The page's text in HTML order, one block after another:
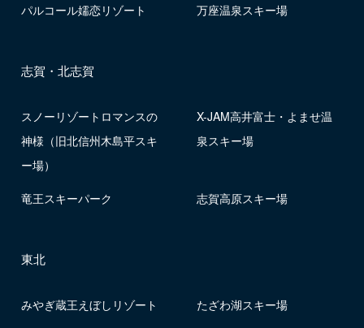
パルコール嬬恋リゾート 万座温泉スキー場
志賀・北志賀
スノーリゾートロマンスの
神様（旧北信州木島平スキ
ー場）
X-JAM高井富士・よませ温
泉スキー場
竜王スキーパーク 志賀高原スキー場
東北
みやぎ蔵王えぼしリゾート たざわ湖スキー場